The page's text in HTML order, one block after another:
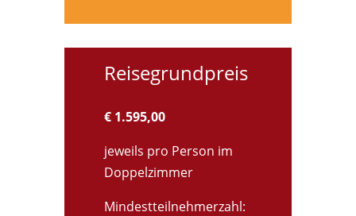
Reisegrundpreis
€ 1.595,00
jeweils pro Person im
Doppelzimmer
Mindestteilnehmerzahl: